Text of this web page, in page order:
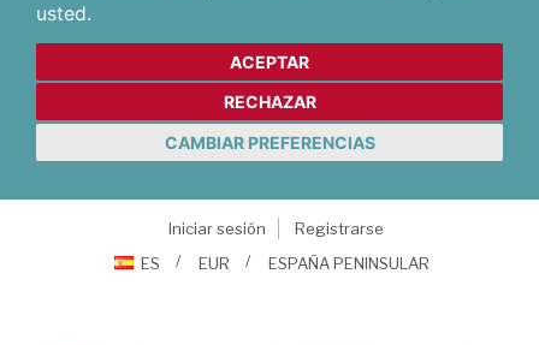
usted.
ACEPTAR
RECHAZAR
CAMBIAR PREFERENCIAS
Iniciar sesión
Registrarse
ES
EUR ESPAÑA PENINSULAR